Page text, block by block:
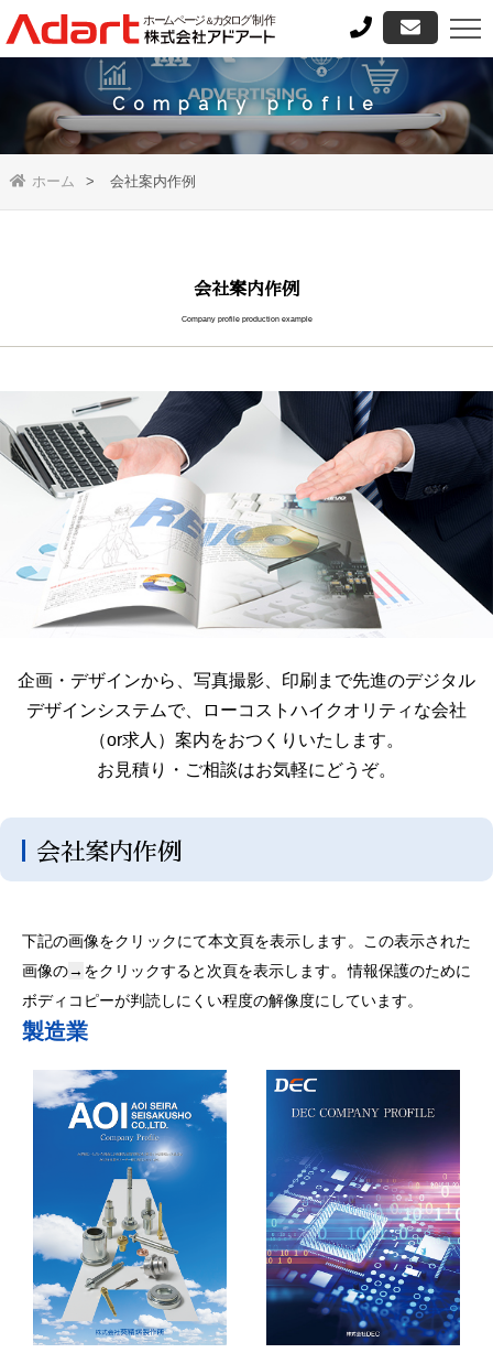
Company profile
ホーム 会社案内作例
会社案内作例
Company profile production example
企画・デザインから、写真撮影、印刷まで先進のデジタル
デザインシステムで、ローコストハイクオリティな会社
（or求人）案内をおつくりいたします。
お見積り・ご相談はお気軽にどうぞ。
会社案内作例
下記の画像をクリックにて本文頁を表示します。この表示された
画像の→ をクリックすると次頁を表示します。情報保護のために
ボディコピーが判読しにくい程度の解像度にしています。
製造業